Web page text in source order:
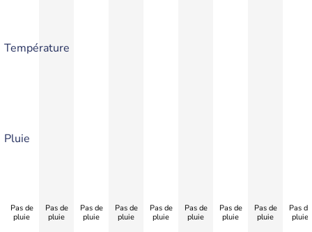
Température
Pluie
Pas de
pluie
Pas de
pluie
Pas de
pluie
Pas de
pluie
Pas de
pluie
Pas de
pluie
Pas de
pluie
Pas de
pluie
Pas de
pluie